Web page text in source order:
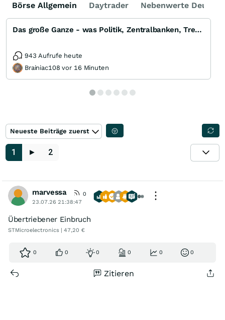
Börse Allgemein Daytrader Nebenwerte
Das große Ganze - was Politik, Zentralbanken, Trends, Medien und Gesellschaft mit Aktien, Rohstoffen
943 Aufrufe heute
Brainiac108 vor 16 Minuten
Neueste Beiträge zuerst
1 ► 2
marvessa
0
23.07.26 21:38:47
Übertriebener Einbruch
STMicroelectronics | 47,20 €
0 0 0 0 0 0
Zitieren